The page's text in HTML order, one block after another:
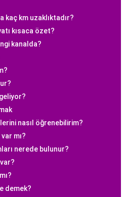
kaç km uzaklıktadır?
kısaca özet?
kanalda?
nasıl öğrenebilirim?
mı?
nerede bulunur?
demek?